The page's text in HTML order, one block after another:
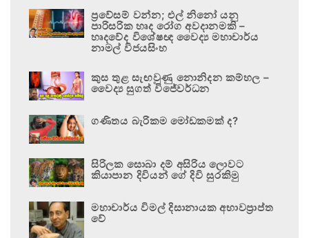
ප්‍රවේසම් වන්න; එල් නිනෝ යනු
පාරිසරික හෘද රෝග අවදානමකි –
හෘදවේද විශේෂඥ වෛද්‍ය මහාචාර්ය
නාමල් විජයසිංහ
කුස තුළ සැඟවුණු නොනිදන කම්හල –
වෛද්‍ය සුගත් විජේවර්ධන
ගණිතය බැරිකම මෝඩකමක් ද?
සිරිලක සොබා දම් අසිරිය ලොවට
කියාපාන දිවියන් ගේ දිවි සුරකිමු
මහාචාර්ය විමල් දිසානායක අභාවප්‍රාප්ත
වේ